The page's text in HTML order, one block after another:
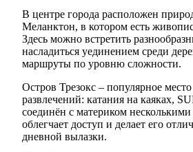
В центре города расположен
Меланктон, в котором есть
Здесь можно встретить
насладиться уединением среди
маршруты по уровню сложности.
Остров Трезокс – популярное
развлечений: катания на каяках,
соединён с материком
облегчает доступ и делает его
дневной вылазки.